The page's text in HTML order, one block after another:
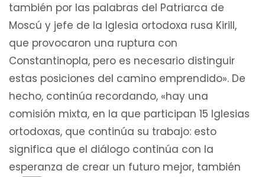
también por las palabras del Patriarca de
Moscú y jefe de la Iglesia ortodoxa rusa Kirill,
que provocaron una ruptura con
Constantinopla, pero es necesario distinguir
estas posiciones del camino emprendido». De
hecho, continúa recordando, «hay una
comisión mixta, en la que participan 15 Iglesias
ortodoxas, que continúa su trabajo: esto
significa que el diálogo continúa con la
esperanza de crear un futuro mejor, también